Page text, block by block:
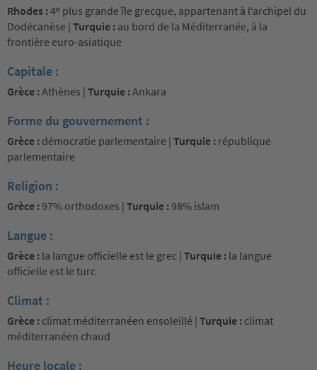
Rhodes :4ᵉ plus grande île grecque, appartenant à l‘archipel du
Dodécanèse | Turquie : au bord de la Méditerranée, à la
frontière euro-asiatique
Capitale :
Grèce :Athènes | Turquie :Ankara
Forme du gouvernement :
Grèce : démocratie parlementaire | Turquie : république
parlementaire
Religion :
Grèce : 97% orthodoxes | Turquie : 98% islam
Langue :
Grèce : la langue officielle est le grec | Turquie : la langue
officielle est le turc
Climat :
Grèce : climat méditerranéen ensoleillé | Turquie : climat
méditerranéen chaud
Heure locale :